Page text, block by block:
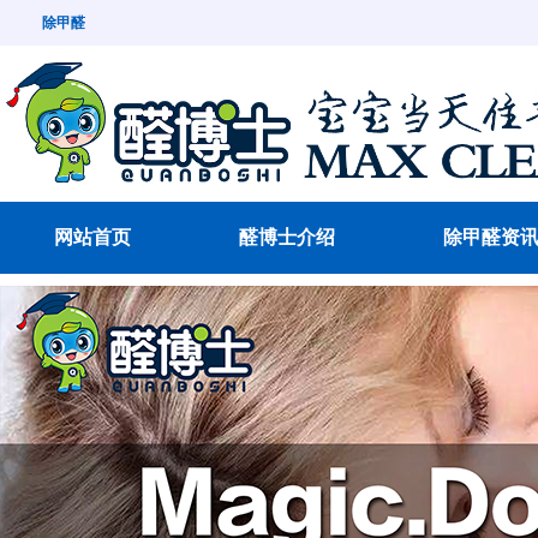
除甲醛
网站首页 醛博士介绍 除甲醛资讯